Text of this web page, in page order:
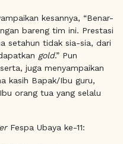
kesannya, “Benar-
bareng tim ini. Prestasi
setahun tidak sia-sia, dari
gold.” Pun
juga menyampaikan
kasih Bapak/Ibu guru,
orang tua yang selalu
Fespa Ubaya ke-11: